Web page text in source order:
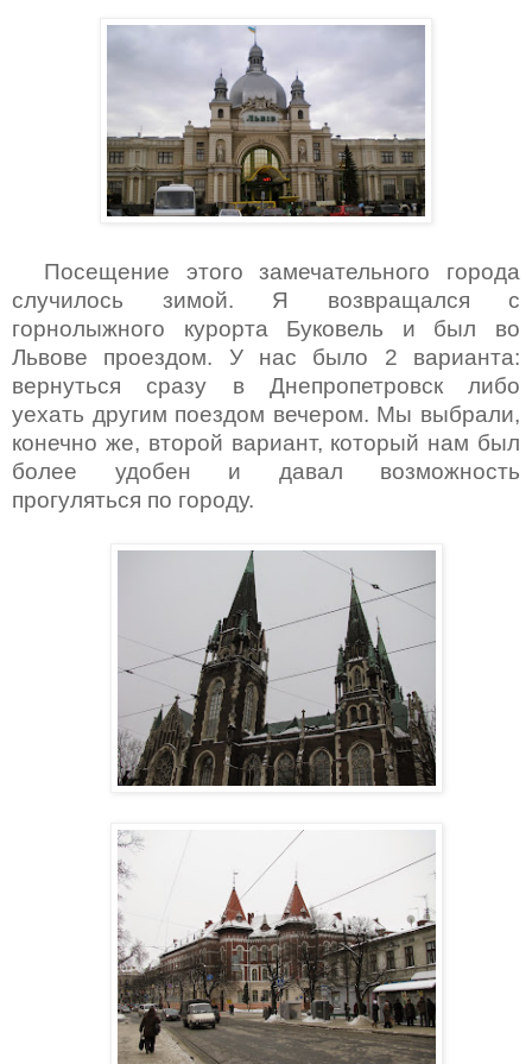
Посещение этого замечательного города
случилось зимой. Я возвращался с
горнолыжного курорта Буковель и был во
Львове проездом. У нас было 2 варианта:
вернуться сразу в Днепропетровск либо
уехать другим поездом вечером. Мы выбрали,
конечно же, второй вариант, который нам был
более удобен и давал возможность
прогуляться по городу.